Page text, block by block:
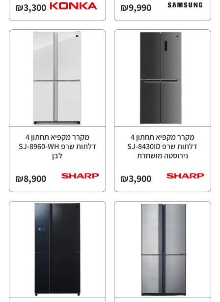
₪9,990
₪3,300
מקרר מקפיא תחתון 4
דלתות שרפ SJ-8430ID
נירוסטה מושחרת
₪3,900
מקרר מקפיא תחתון 4
דלתות שרפ SJ-8960-WH
לבן
₪8,900